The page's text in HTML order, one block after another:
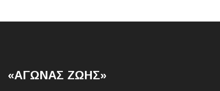
«ΑΓΩΝΑΣ ΖΩΗΣ»